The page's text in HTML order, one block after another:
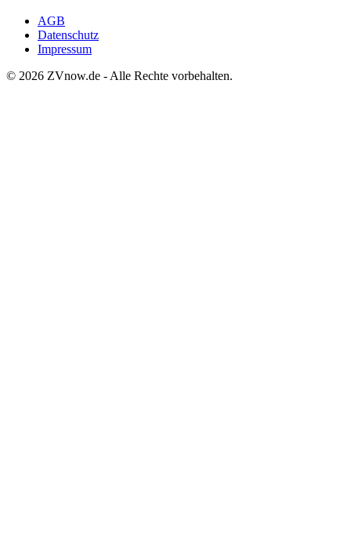
AGB
Datenschutz
Impressum
© 2026 ZVnow.de - Alle Rechte vorbehalten.